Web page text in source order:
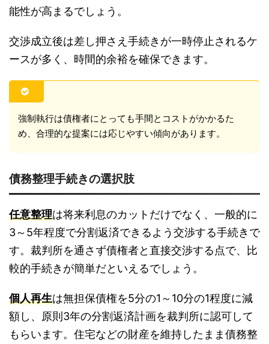
能性が高まるでしょう。
交渉成立後は差し押さえ手続きが一時停止されるケ
ースが多く、時間的余裕を確保できます。
強制執行は債権者にとっても手間とコストがかかるた
め、合理的な提案には応じやすい傾向があります。
債務整理手続きの選択肢
任意整理は将来利息のカットだけでなく、一般的に
3～5年程度で分割返済できるよう交渉する手続きで
す。裁判所を通さず債権者と直接交渉する点で、比
較的手続きが簡単だといえるでしょう。
個人再生は無担保債権を5分の1～10分の1程度に減
額し、原則3年の分割返済計画を裁判所に認可して
もらいます。住宅などの財産を維持したまま債務整